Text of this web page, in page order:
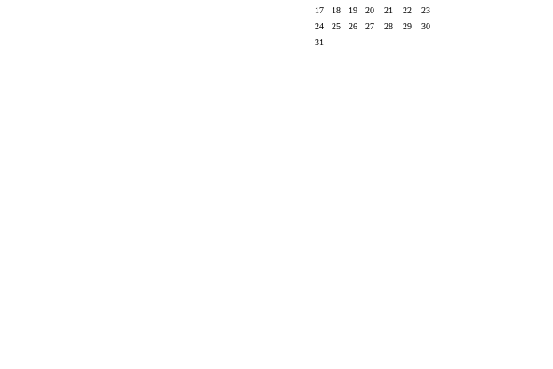
17
18 19 20 21 22
23
24
25 26 27 28 29
30
31